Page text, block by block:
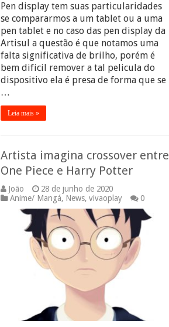
Pen display tem suas particularidades
se compararmos a um tablet ou a uma
pen tablet e no caso das pen display da
Artisul a questão é que notamos uma
falta significativa de brilho, porém é
bem dificil remover a tal pelicula do
dispositivo ela é presa de forma que se
…
Leia mais »
Artista imagina crossover entre
One Piece e Harry Potter
João
28 de junho de 2020
Anime/ Mangá, News, vivaoplay 0